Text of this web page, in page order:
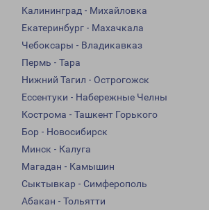
Калининград - Михайловка
Екатеринбург - Махачкала
Чебоксары - Владикавказ
Пермь - Тара
Нижний Тагил - Острогожск
Ессентуки - Набережные Челны
Кострома - Ташкент Горького
Бор - Новосибирск
Минск - Калуга
Магадан - Камышин
Сыктывкар - Симферополь
Абакан - Тольятти